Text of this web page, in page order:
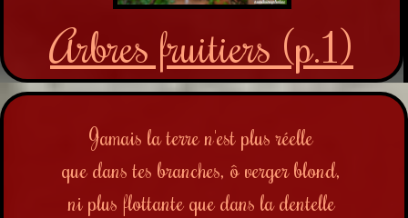
Arbres fruitiers (p.1)
Jamais la terre n'est plus réelle
que dans tes branches, ô verger blond,
ni plus flottante que dans la dentelle